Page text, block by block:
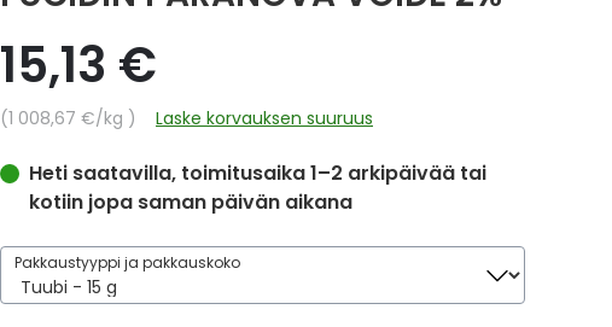
15,13 €
Yksikköhinta
1 008,67 €/kg Laske korvauksen suuruus
Heti saatavilla, toimitusaika 1–2 arkipäivää tai
kotiin jopa saman päivän aikana
Pakkaustyyppi ja pakkauskoko